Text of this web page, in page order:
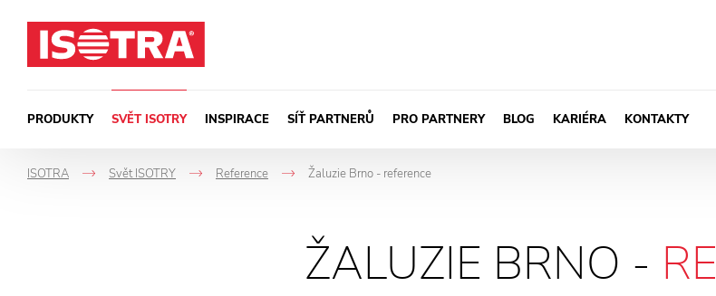
PRODUKTY SVĚT ISOTRY INSPIRACE SÍŤ PARTNERŮ PRO PARTNERY BLOG KARIÉRA KONTAKTY
ISOTRA
->
Svět ISOTRY
->
Reference Žaluzie Brno - reference
ŽALUZIE BRNO -